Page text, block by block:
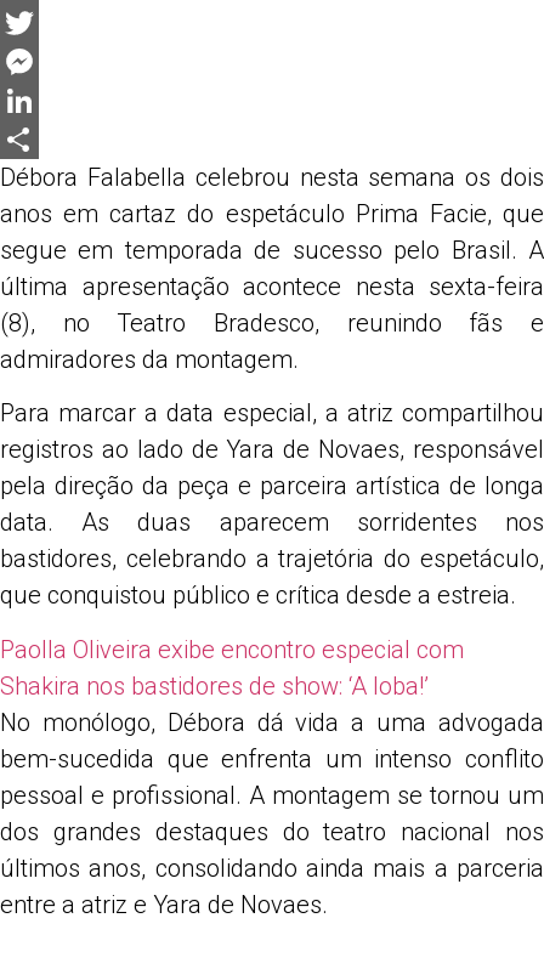
Facebook
Twitter
Messenger
LinkedIn
Share
Débora Falabella celebrou nesta semana os dois
anos em cartaz do espetáculo Prima Facie, que
segue em temporada de sucesso pelo Brasil. A
última apresentação acontece nesta sexta-feira
(8), no Teatro Bradesco, reunindo fãs e
admiradores da montagem.
Para marcar a data especial, a atriz compartilhou
registros ao lado de Yara de Novaes, responsável
pela direção da peça e parceira artística de longa
data. As duas aparecem sorridentes nos
bastidores, celebrando a trajetória do espetáculo,
que conquistou público e crítica desde a estreia.
Paolla Oliveira exibe encontro especial com
Shakira nos bastidores de show: ‘A loba!’
No monólogo, Débora dá vida a uma advogada
bem-sucedida que enfrenta um intenso conflito
pessoal e profissional. A montagem se tornou um
dos grandes destaques do teatro nacional nos
últimos anos, consolidando ainda mais a parceria
entre a atriz e Yara de Novaes.